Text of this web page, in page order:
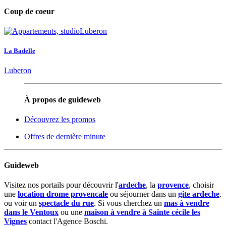
Coup de coeur
La Badelle
Luberon
À propos de guideweb
Découvrez les promos
Offres de dernière minute
Guideweb
Visitez nos portails pour découvrir l'ardeche, la provence, choisir
une location drome provencale ou séjourner dans un gite ardeche.
ou voir un spectacle du rue. Si vous cherchez un mas à vendre
dans le Ventoux ou une maison à vendre à Sainte cécile les
Vignes contact l'Agence Boschi.